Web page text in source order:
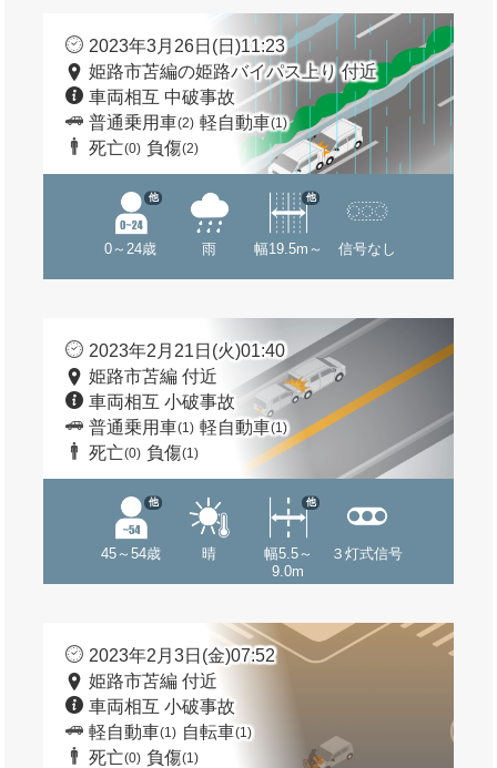
2023年3月26日(日)11:23
姫路市苫編の姫路バイパス上り 付近
車両相互 中破事故
普通乗用車(2) 軽自動車(1)
死亡(0) 負傷(2)
0～24歳
他
雨 幅19.5m～
他
信号なし
2023年2月21日(火)01:40
姫路市苫編 付近
車両相互 小破事故
普通乗用車(1) 軽自動車(1)
死亡(0) 負傷(1)
45～54歳
他
晴
幅5.5～
9.0m
他
３灯式信号
2023年2月3日(金)07:52
姫路市苫編 付近
車両相互 小破事故
軽自動車(1) 自転車(1)
死亡(0) 負傷(1)